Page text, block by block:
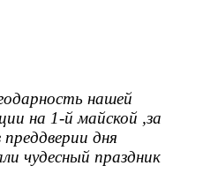
нашей
на 1-й майской ,за
дня
чудесный праздник